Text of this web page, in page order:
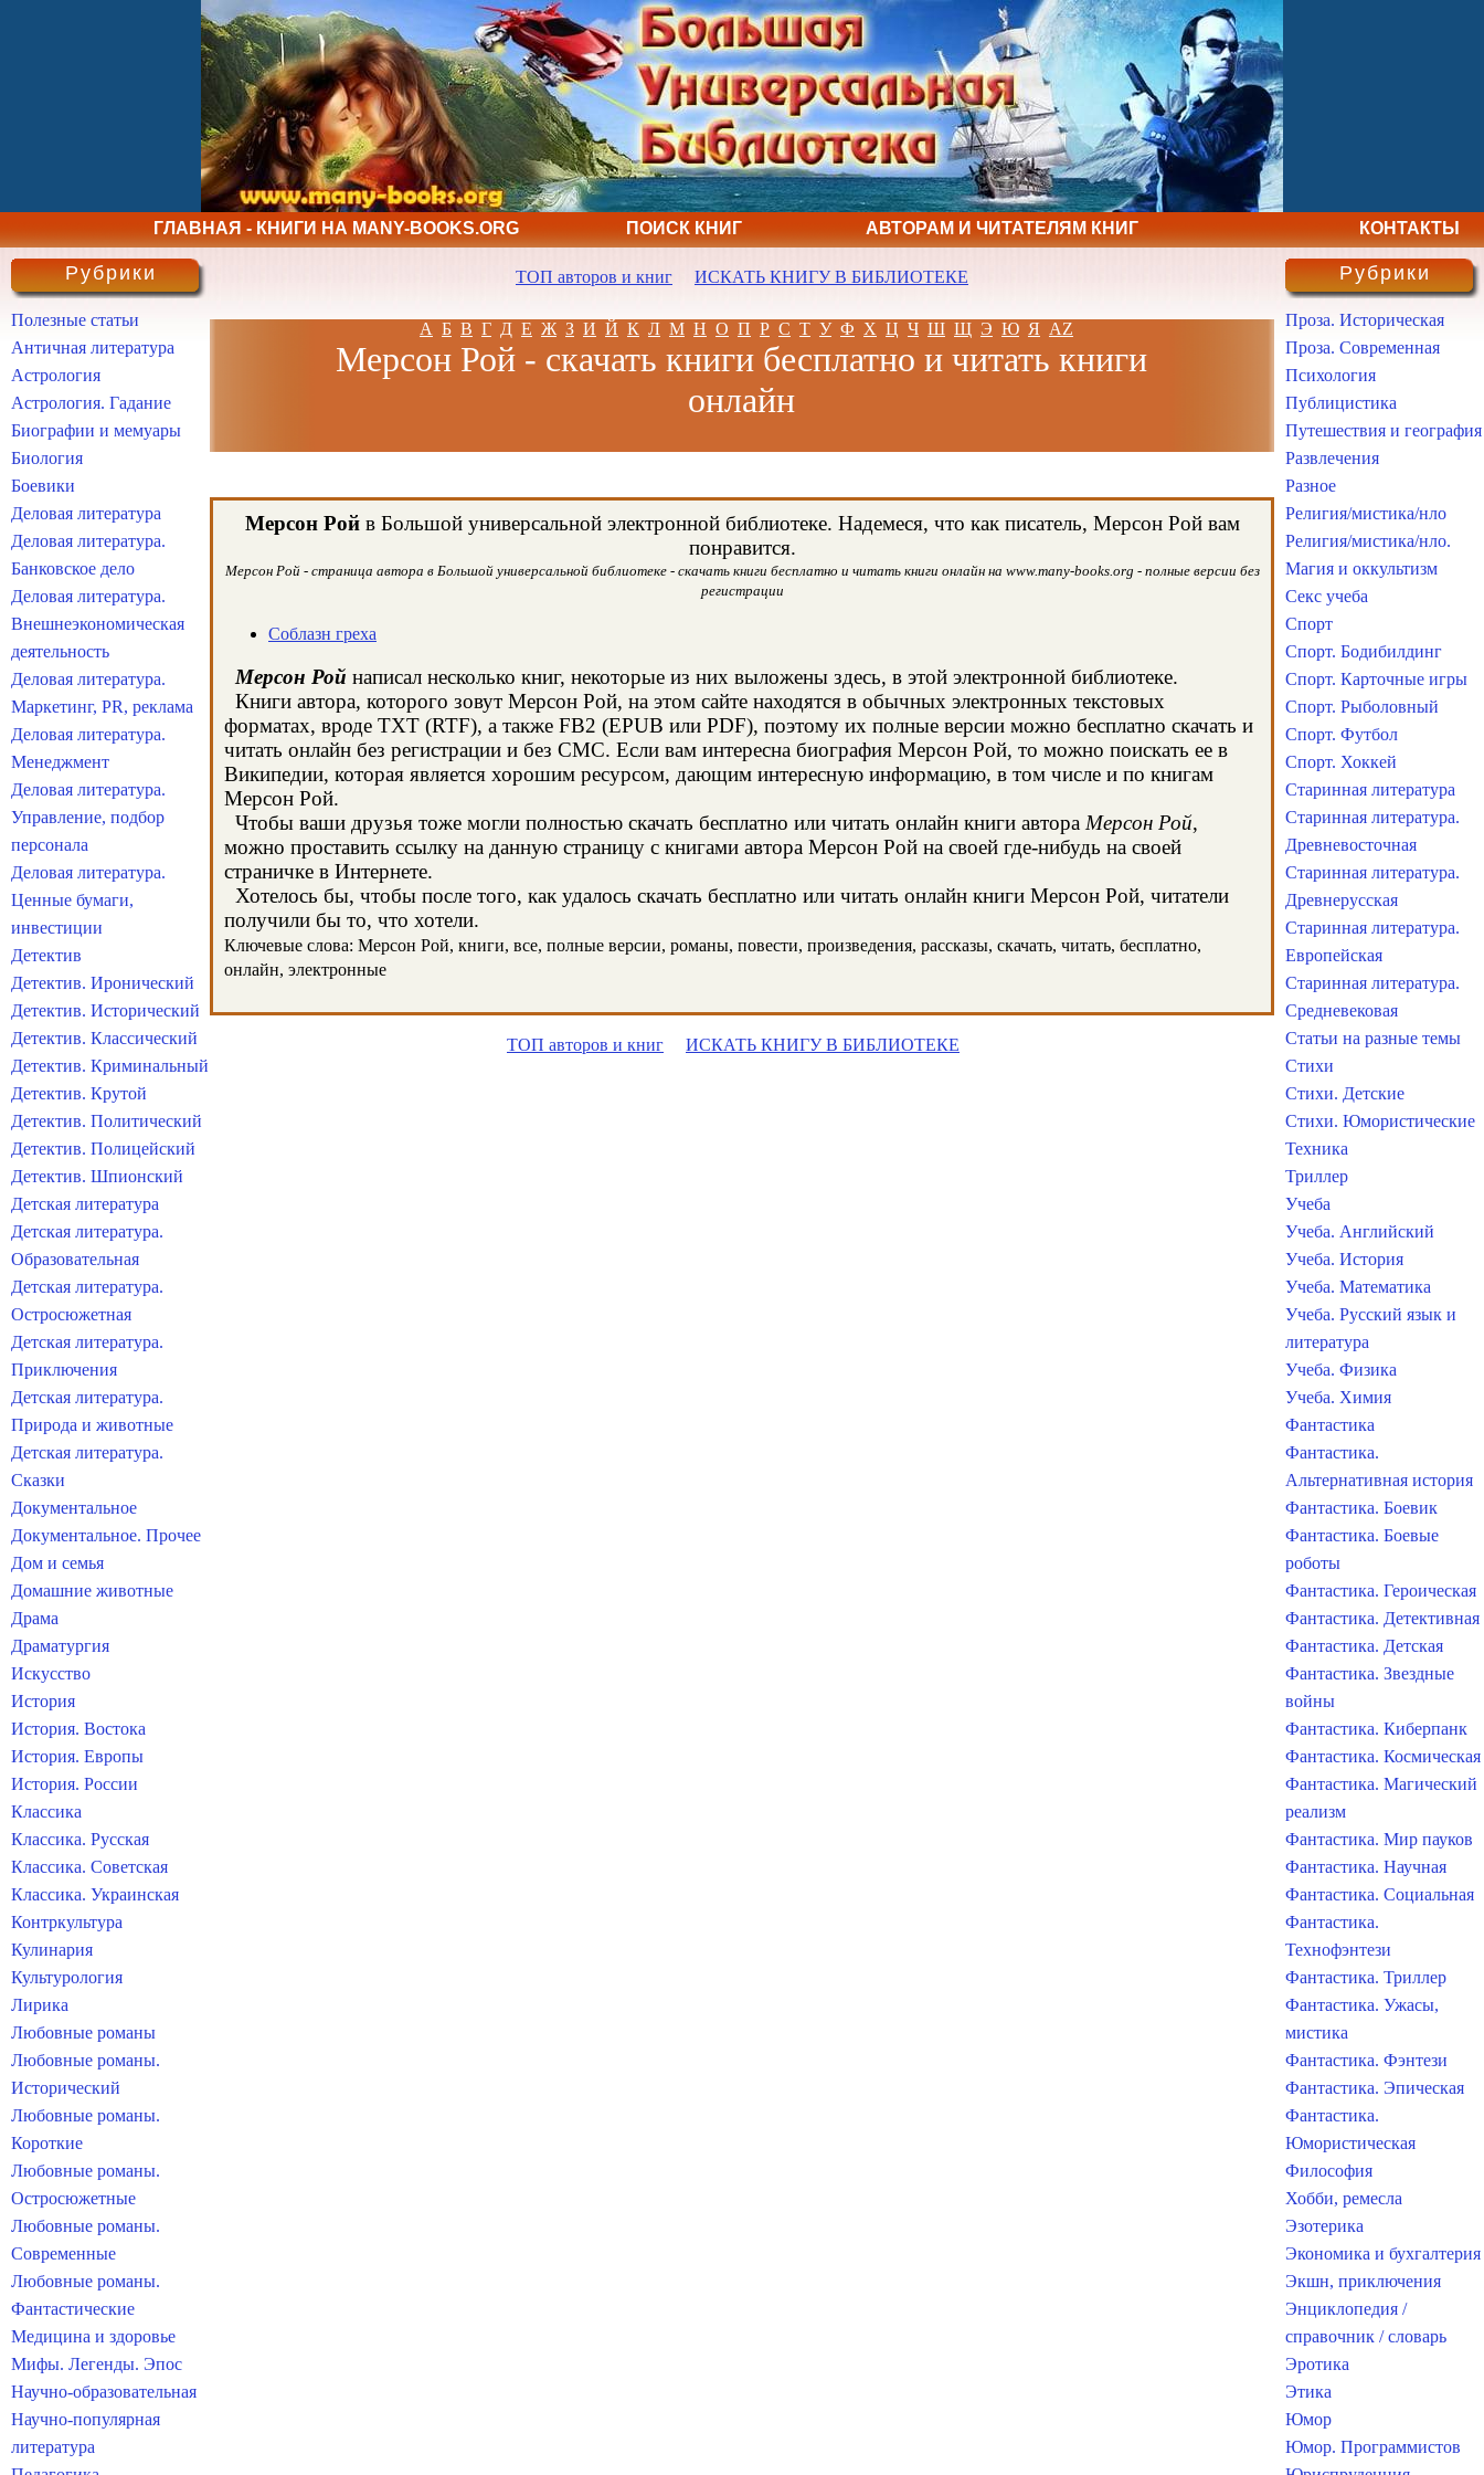
ГЛАВНАЯ - КНИГИ НА MANY-BOOKS.ORG ПОИСК КНИГ АВТОРАМ И ЧИТАТЕЛЯМ КНИГ КОНТАКТЫ
ТОП авторов и книг ИСКАТЬ КНИГУ В БИБЛИОТЕКЕ
А Б В Г Д Е Ж З И Й К Л М Н О П Р С Т У Ф Х Ц Ч Ш Щ Э Ю Я AZ
Мерсон Рой - скачать книги бесплатно и читать книги
онлайн
Мерсон Ройв Большой универсальной электронной библиотеке. Надемеся, что как писатель, Мерсон Рой вам
понравится.
Мерсон Рой - страница автора в Большой универсальной библиотеке - скачать книги бесплатно и читать книги онлайн на www.many-books.org - полные версии без
регистрации
Соблазн греха
Мерсон Рой написал несколько книг, некоторые из них выложены здесь, в этой электронной библиотеке.
Книги автора, которого зовут Мерсон Рой, на этом сайте находятся в обычных электронных текстовых
форматах, вроде TXT (RTF), а также FB2 (EPUB или PDF), поэтому их полные версии можно бесплатно скачать и
читать онлайн без регистрации и без СМС. Если вам интересна биография Мерсон Рой, то можно поискать ее в
Википедии, которая является хорошим ресурсом, дающим интересную информацию, в том числе и по книгам
Мерсон Рой.
Чтобы ваши друзья тоже могли полностью скачать бесплатно или читать онлайн книги автора Мерсон Рой,
можно проставить ссылку на данную страницу с книгами автора Мерсон Рой на своей где-нибудь на своей
страничке в Интернете.
Хотелось бы, чтобы после того, как удалось скачать бесплатно или читать онлайн книги Мерсон Рой, читатели
получили бы то, что хотели.
Ключевые слова: Мерсон Рой, книги, все, полные версии, романы, повести, произведения, рассказы, скачать, читать, бесплатно,
онлайн, электронные
ТОП авторов и книг ИСКАТЬ КНИГУ В БИБЛИОТЕКЕ
Рубрики
Полезные статьи
Античная литература
Астрология
Астрология. Гадание
Биографии и мемуары
Биология
Боевики
Деловая литература
Деловая литература.
Банковское дело
Деловая литература.
Внешнеэкономическая
деятельность
Деловая литература.
Маркетинг, PR, реклама
Деловая литература.
Менеджмент
Деловая литература.
Управление, подбор
персонала
Деловая литература.
Ценные бумаги,
инвестиции
Детектив
Детектив. Иронический
Детектив. Исторический
Детектив. Классический
Детектив. Криминальный
Детектив. Крутой
Детектив. Политический
Детектив. Полицейский
Детектив. Шпионский
Детская литература
Детская литература.
Образовательная
Детская литература.
Остросюжетная
Детская литература.
Приключения
Детская литература.
Природа и животные
Детская литература.
Сказки
Документальное
Документальное. Прочее
Дом и семья
Домашние животные
Драма
Драматургия
Искусство
История
История. Востока
История. Европы
История. России
Классика
Классика. Русская
Классика. Советская
Классика. Украинская
Контркультура
Кулинария
Культурология
Лирика
Любовные романы
Любовные романы.
Исторический
Любовные романы.
Короткие
Любовные романы.
Остросюжетные
Любовные романы.
Современные
Любовные романы.
Фантастические
Медицина и здоровье
Мифы. Легенды. Эпос
Научно-образовательная
Научно-популярная
литература
Рубрики
Проза. Историческая
Проза. Современная
Психология
Публицистика
Путешествия и география
Развлечения
Разное
Религия/мистика/нло
Религия/мистика/нло.
Магия и оккультизм
Секс учеба
Спорт
Спорт. Бодибилдинг
Спорт. Карточные игры
Спорт. Рыболовный
Спорт. Футбол
Спорт. Хоккей
Старинная литература
Старинная литература.
Древневосточная
Старинная литература.
Древнерусская
Старинная литература.
Европейская
Старинная литература.
Средневековая
Статьи на разные темы
Стихи
Стихи. Детские
Стихи. Юмористические
Техника
Триллер
Учеба
Учеба. Английский
Учеба. История
Учеба. Математика
Учеба. Русский язык и
литература
Учеба. Физика
Учеба. Химия
Фантастика
Фантастика.
Альтернативная история
Фантастика. Боевик
Фантастика. Боевые
роботы
Фантастика. Героическая
Фантастика. Детективная
Фантастика. Детская
Фантастика. Звездные
войны
Фантастика. Киберпанк
Фантастика. Космическая
Фантастика. Магический
реализм
Фантастика. Мир пауков
Фантастика. Научная
Фантастика. Социальная
Фантастика.
Технофэнтези
Фантастика. Триллер
Фантастика. Ужасы,
мистика
Фантастика. Фэнтези
Фантастика. Эпическая
Фантастика.
Юмористическая
Философия
Хобби, ремесла
Эзотерика
Экономика и бухгалтерия
Экшн, приключения
Энциклопедия /
справочник / словарь
Эротика
Этика
Юмор
Юмор. Программистов